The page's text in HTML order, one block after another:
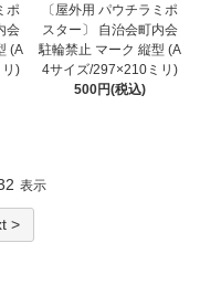
ポ
会
(A
)
〔屋外用 パウチラミポ
スター〕 自治会町内会
駐輪禁止 マーク 縦型 (A
4サイズ/297×210ミリ)
500円(税込)
表示
>